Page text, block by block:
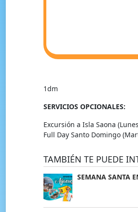
1dm
SERVICIOS OPCIONALES:
Excursión a Isla Saona
Full Day Santo Domingo
TAMBIÉN TE PUEDE
SEMANA SANTA